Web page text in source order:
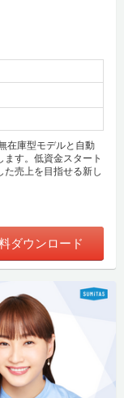
在庫型モデルと自動
す。低資金スタート
た売上を目指せる新し
ダウンロード